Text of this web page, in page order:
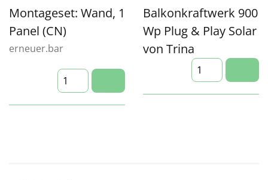
Montageset: Wand, 1
Panel (CN)
erneuer.bar
Balkonkraftwerk 900
Wp Plug & Play Solar
von Trina